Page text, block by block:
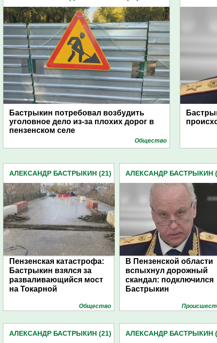
Бастрыкин потребовал возбудить
уголовное дело из-за плохих дорог в
пензенском селе
Общество
АЛЕКСАНДР БАСТРЫКИН (21)
Пензенская катастрофа:
Бастрыкин взялся за
разваливающийся мост
на Токарной
Общество
АЛЕКСАНДР БАСТРЫКИН
В Пензенской области
вспыхнул дорожный
скандал: подключился
Бастрыкин
АЛЕКСАНДР БАСТРЫКИН (21) АЛЕКСАНДР БАСТРЫКИН